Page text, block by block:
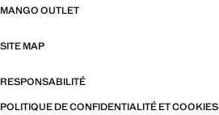
MANGO OUTLET
SITE MAP
RESPONSABILITÉ
POLITIQUE DE CONFIDENTIALITÉ ET COOKIES